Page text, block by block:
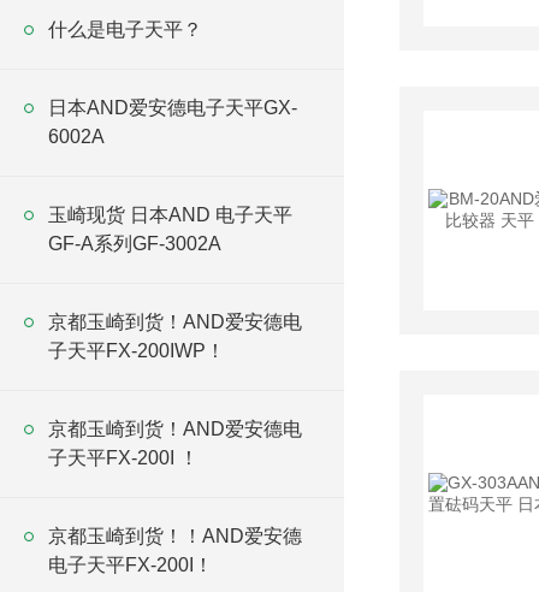
什么是电子天平？
日本AND爱安德电子天平GX-
6002A
玉崎现货 日本AND 电子天平
GF-A系列GF-3002A
京都玉崎到货！AND爱安德电
子天平FX-200IWP！
京都玉崎到货！AND爱安德电
子天平FX-200I ！
京都玉崎到货！！AND爱安德
电子天平FX-200I！